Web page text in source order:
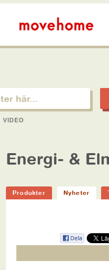
VIDEO
Energi- &
Produkter Nyheter